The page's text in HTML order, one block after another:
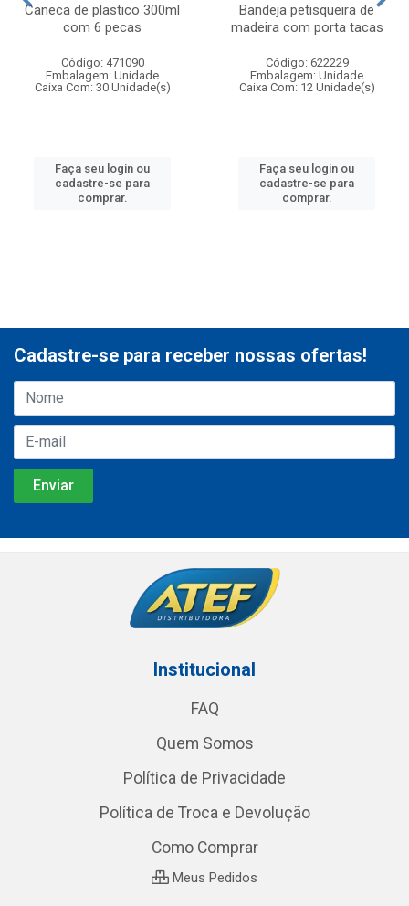
Caneca de plastico 300ml
com 6 pecas
Código: 471090
Embalagem: Unidade
Caixa Com: 30 Unidade(s)
Faça seu login ou
cadastre-se para
comprar.
Bandeja petisqueira de
madeira com porta tacas
Código: 622229
Embalagem: Unidade
Caixa Com: 12 Unidade(s)
Faça seu login ou
cadastre-se para
comprar.
Cadastre-se para receber nossas ofertas!
Institucional
FAQ
Quem Somos
Política de Privacidade
Política de Troca e Devolução
Como Comprar
Meus Pedidos